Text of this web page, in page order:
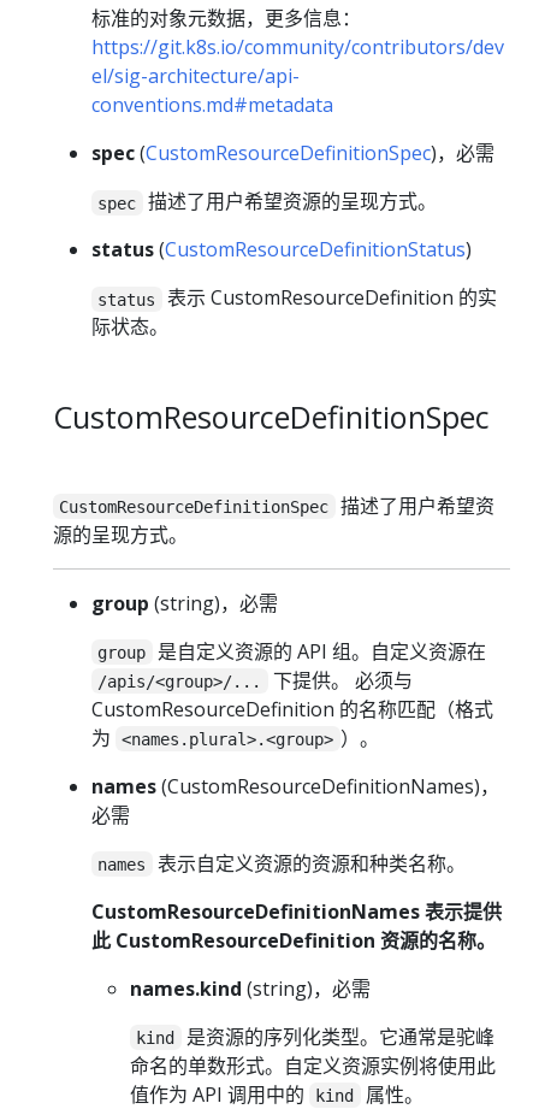
标准的对象元数据，更多信息：
https://git.k8s.io/community/contributors/dev
el/sig-architecture/api-
conventions.md#metadata
spec(CustomResourceDefinitionSpec)，必需
spec
描述了用户希望资源的呈现方式。
status(CustomResourceDefinitionStatus)
status
表示 CustomResourceDefinition 的实
际状态。
CustomResourceDefinitionSpec
CustomResourceDefinitionSpec
描述了用户希望资
源的呈现方式。
group (string)，必需
group 是自定义资源的 API 组。自定义资源在
/apis/<group>/...
下提供。 必须与
CustomResourceDefinition 的名称匹配（格式
为
<names.plural>.<group> ）。
names(CustomResourceDefinitionNames)，
必需
names
表示自定义资源的资源和种类名称。
CustomResourceDefinitionNames 表示提供
此 CustomResourceDefinition 资源的名称。
names.kind (string)，必需
kind
是资源的序列化类型。它通常是驼峰
命名的单数形式。自定义资源实例将使用此
值作为 API 调用中的
kind
属性。